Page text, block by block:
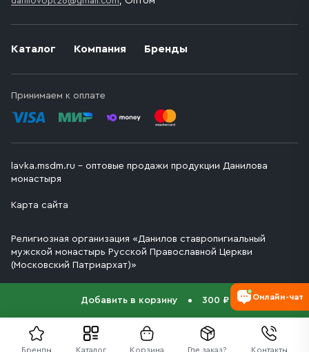
Бренды Каталог Корзина Где заказ? Контакты
Добавить в корзину 300 ₽
Каталог Компания Бренды
Принимаем к оплате
lavka.msdm.ru – оптовые продажи продукции Данилова
монастыря
Карта сайта
Религиозная организация «Данилов ставропигиальный
мужской монастырь Русской Православной Церкви
(Московский Патриархат)»
Онлайн-чат